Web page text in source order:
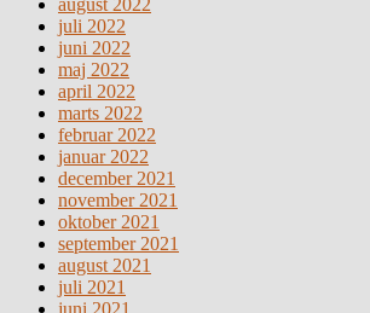
juli 2022
juni 2022
maj 2022
april 2022
marts 2022
februar 2022
januar 2022
december 2021
november 2021
oktober 2021
september 2021
august 2021
juli 2021
juni 2021